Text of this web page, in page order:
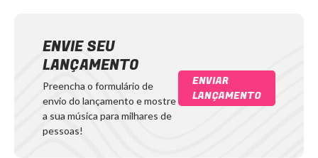
ENVIE SEU
LANÇAMENTO
Preencha o formulário de
envio do lançamento e mostre
a sua música para milhares de
pessoas!
ENVIAR
LANÇAMENTO